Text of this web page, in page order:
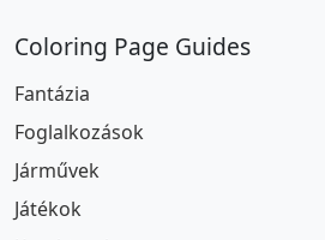
Coloring Page Guides
Fantázia
Foglalkozások
Járművek
Játékok